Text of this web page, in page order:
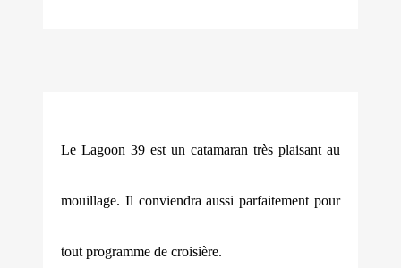
Le Lagoon 39 est un catamaran très plaisant au
mouillage. Il conviendra aussi parfaitement pour
tout programme de croisière.